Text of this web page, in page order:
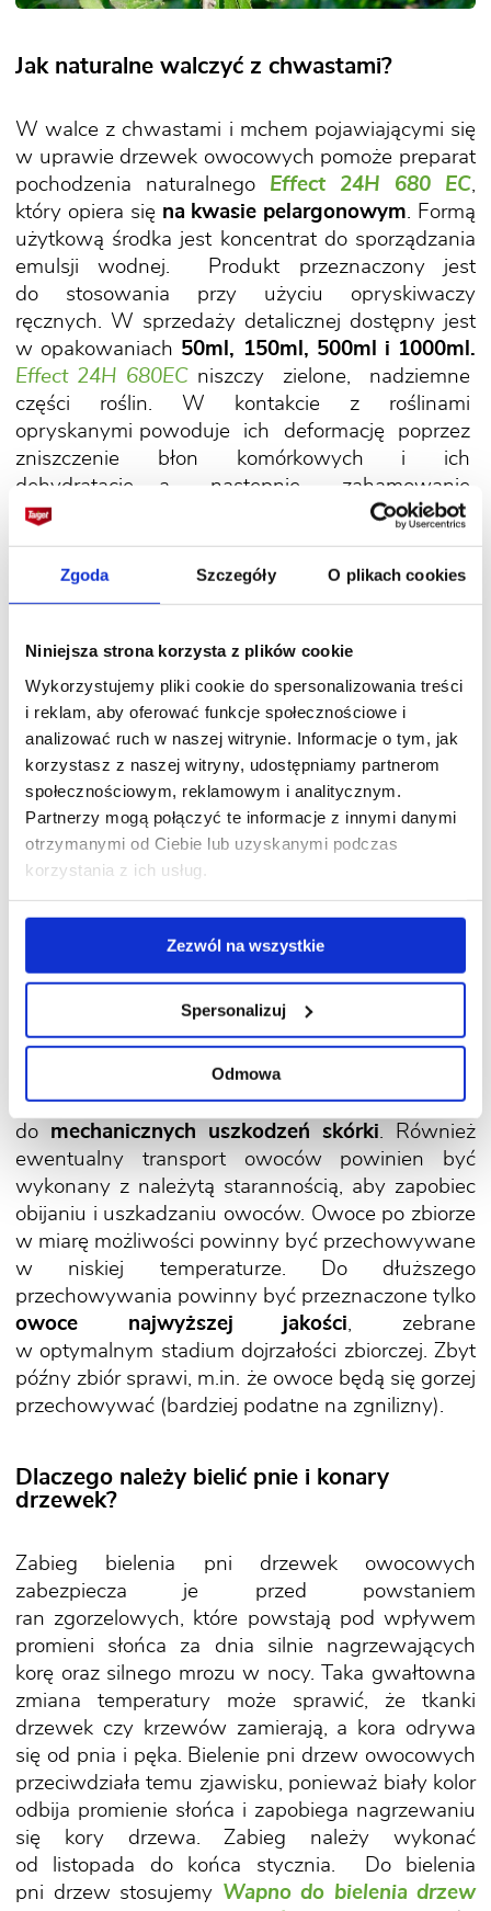
Zgoda Szczegóły O plikach cookies
Niniejsza strona korzysta z plików cookie
Wykorzystujemy pliki cookie do spersonalizowania treści
i reklam, aby oferować funkcje społecznościowe i
analizować ruch w naszej witrynie. Informacje o tym, jak
korzystasz z naszej witryny, udostępniamy partnerom
społecznościowym, reklamowym i analitycznym.
Partnerzy mogą połączyć te informacje z innymi danymi
otrzymanymi od Ciebie lub uzyskanymi podczas
korzystania z ich usług.
Zezwól na wszystkie
Spersonalizuj
Odmowa
Jak naturalne walczyć z chwastami?
W walce z chwastami i mchem pojawiającymi się
w uprawie drzewek owocowych pomoże preparat
pochodzenia naturalnego Effect 24H 680 EC,
który opiera się na kwasie pelargonowym. Formą
użytkową środka jest koncentrat do sporządzania
emulsji wodnej. Produkt przeznaczony jest
do stosowania przy użyciu opryskiwaczy
ręcznych. W sprzedaży detalicznej dostępny jest
w opakowaniach 50ml, 150ml, 500ml i 1000ml.
Effect 24H 680EC niszczy zielone, nadziemne
części roślin. W kontakcie z roślinami
opryskanymi powoduje ich deformację poprzez
zniszczenie błon komórkowych i ich
dehydratacje, a następnie zahamowanie
wzrostu i zamieranie. Przy odpowiednim
zastosowaniu produktu,działanie środka widać
już po upływie jednego dnia od aplikacji.
Czy wiesz, że Effect 24H 680
EC to jedyny sposób na pozbycie się
chwastów bez stosowania szkodliwej
chemii. Jest to doskonała alternatywa
dla popularnych herbicydów
zawierających w swoim składzie bardzo
Roundup 360 SL.
W jaki sposób zbierać i przechowywać
owoce?
Podczas zbioru owoców nie można dopuścić
do mechanicznych uszkodzeń skórki. Również
ewentualny transport owoców powinien być
wykonany z należytą starannością, aby zapobiec
obijaniu i uszkadzaniu owoców. Owoce po zbiorze
w miarę możliwości powinny być przechowywane
w niskiej temperaturze. Do dłuższego
przechowywania powinny być przeznaczone tylko
owoce najwyższej jakości, zebrane
w optymalnym stadium dojrzałości zbiorczej. Zbyt
późny zbiór sprawi, m.in. że owoce będą się gorzej
przechowywać (bardziej podatne na zgnilizny).
Dlaczego należy bielić pnie i konary
drzewek?
Zabieg bielenia pni drzewek owocowych
zabezpiecza je przed powstaniem
ran zgorzelowych, które powstają pod wpływem
promieni słońca za dnia silnie nagrzewających
korę oraz silnego mrozu w nocy. Taka gwałtowna
zmiana temperatury może sprawić, że tkanki
drzewek czy krzewów zamierają, a kora odrywa
się od pnia i pęka. Bielenie pni drzew owocowych
przeciwdziała temu zjawisku, ponieważ biały kolor
odbija promienie słońca i zapobiega nagrzewaniu
się kory drzewa. Zabieg należy wykonać
od listopada do końca stycznia. Do bielenia
pni drzew stosujemy Wapno do bielenia drzew